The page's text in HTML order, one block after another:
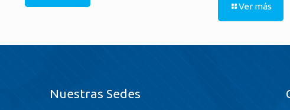
Ver más
Nuestras Sedes